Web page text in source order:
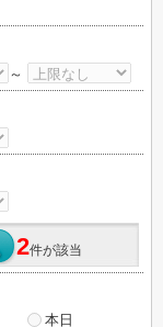
～
2件が該当
本日